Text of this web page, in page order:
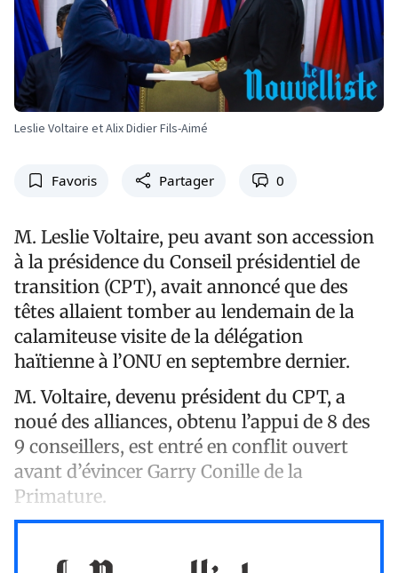
Leslie Voltaire et Alix Didier Fils-Aimé
Favoris Partager 0
M. Leslie Voltaire, peu avant son accession
à la présidence du Conseil présidentiel de
transition (CPT), avait annoncé que des
têtes allaient tomber au lendemain de la
calamiteuse visite de la délégation
haïtienne à l’ONU en septembre dernier.
M. Voltaire, devenu président du CPT, a
noué des alliances, obtenu l’appui de 8 des
9 conseillers, est entré en conflit ouvert
avant d’évincer Garry Conille de la
Primature.